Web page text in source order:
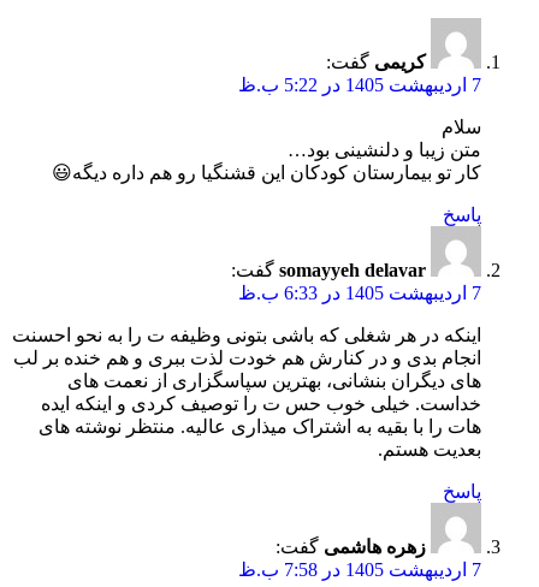
کریمی گفت:
7 اردیبهشت 1405 در 5:22 ب.ظ
سلام
متن زیبا و دلنشینی بود…
کار تو بیمارستان کودکان این قشنگیا رو هم داره دیگه😃
پاسخ
somayyeh delavar گفت:
7 اردیبهشت 1405 در 6:33 ب.ظ
اینکه در هر شغلی که باشی بتونی وظیفه ت را به نحو احسنت
انجام بدی و در کنارش هم خودت لذت ببری و هم خنده بر لب
های دیگران بنشانی، بهترین سپاسگزاری از نعمت های
خداست. خیلی خوب حس ت را توصیف کردی و اینکه ایده
هات را با بقیه به اشتراک میذاری عالیه. منتظر نوشته های
بعدیت هستم.
پاسخ
زهره هاشمی گفت:
7 اردیبهشت 1405 در 7:58 ب.ظ